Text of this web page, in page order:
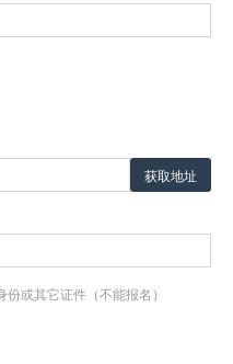
获取地址
份或其它证件（不能报名）